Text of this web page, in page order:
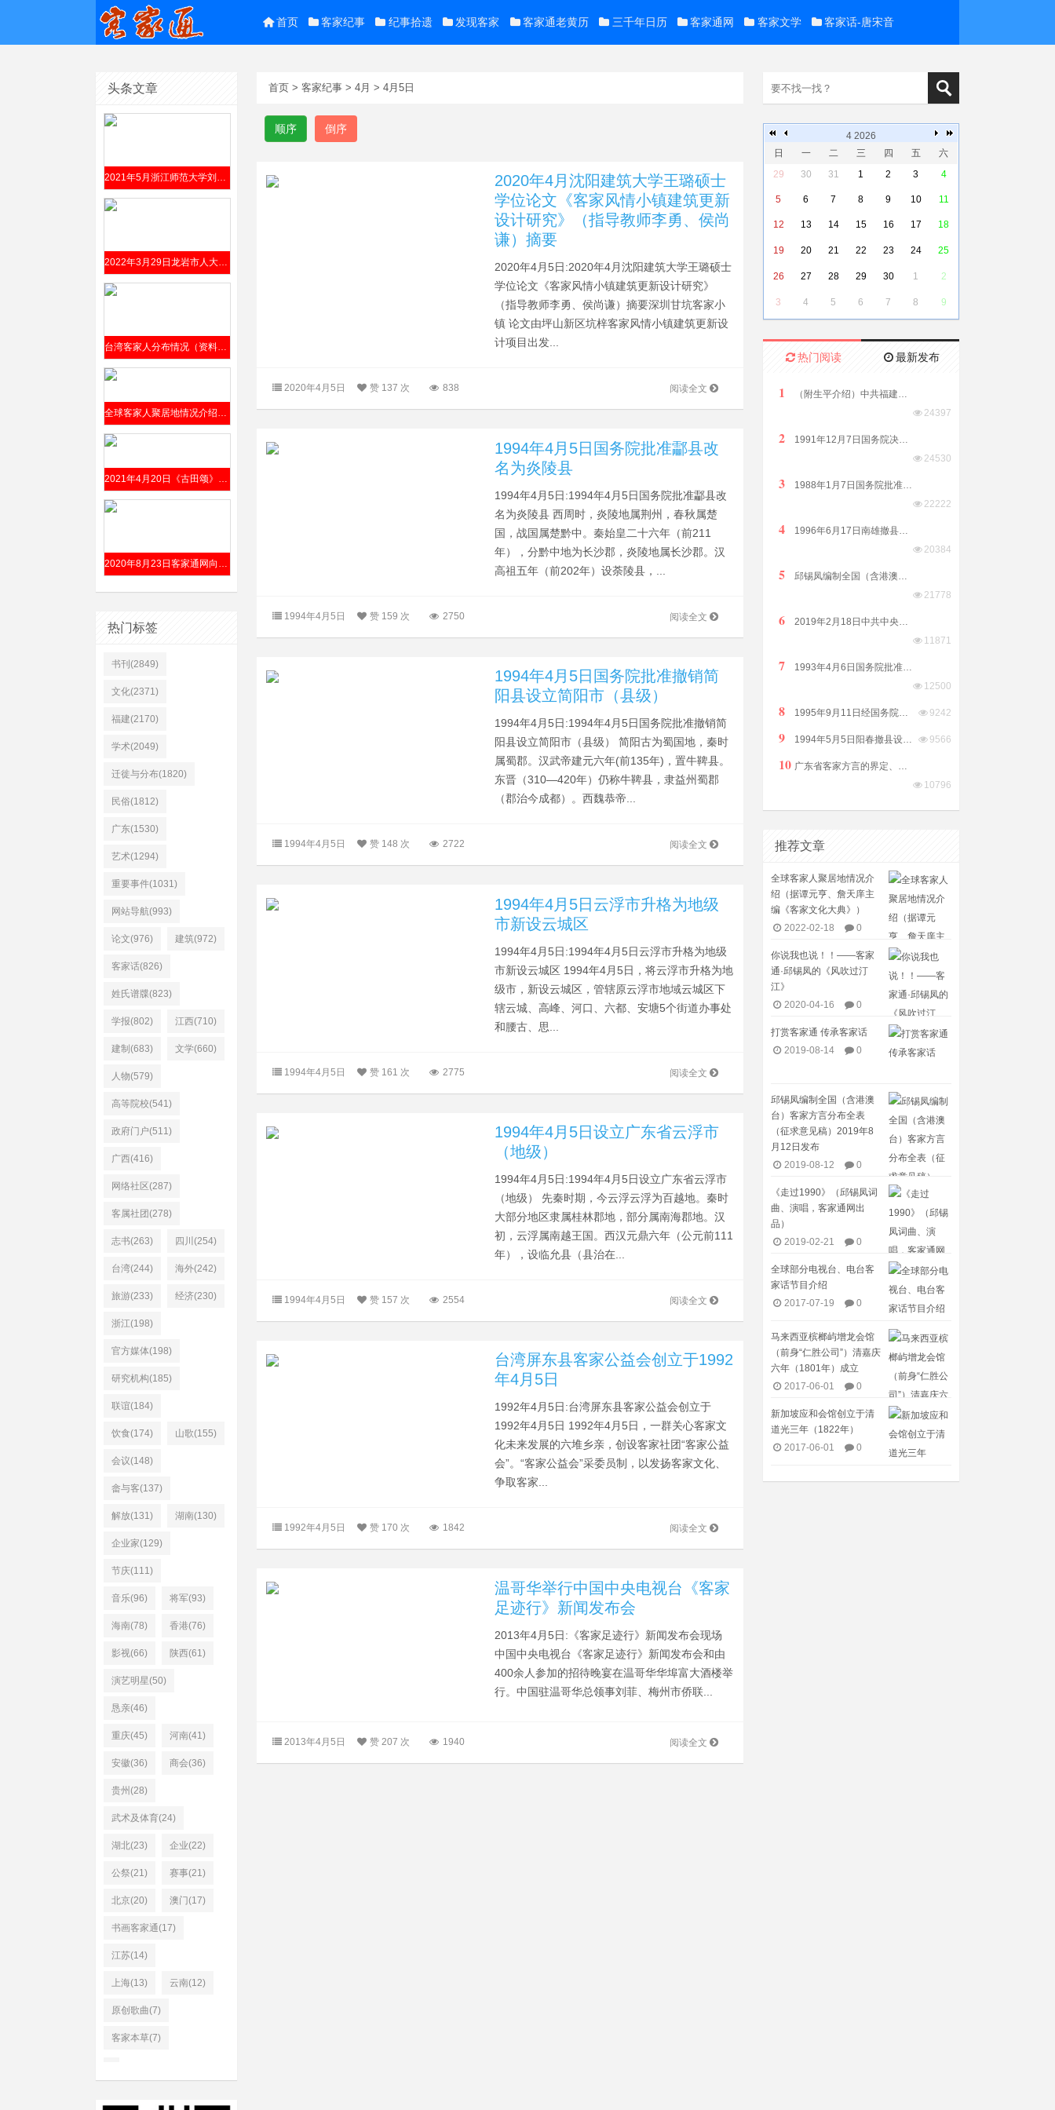
首页 客家纪事 纪事拾遗 发现客家 客家通老黄历 三千年日历 客家通网 客家文学 客家话-唐宋音
头条文章
2021年5月浙江师范大学刘乙霖硕士学位论文《浙江金华琴坛客家话研究》（指导教师曹志耘）摘要
2022年3月29日龙岩市人大常委会办公室就《龙岩市客家文化保护条例（草案）》（附全文）公开征求意见
台湾客家人分布情况（资料来源2012年7月台湾铭传大学汤涵如硕士学位论文《客委会客家广告形象之研究》）
全球客家人聚居地情况介绍（据谭元亨、詹天庠主编《客家文化大典》）
2021年4月20日《古田颂》（何英词 李式耀曲）交响组歌唱响国家大剧院
2020年8月23日客家通网向全球发布“客家话口音传承人”招贤启事（附口音上传方法）
热门标签
书刊(2849)
文化(2371)
福建(2170)
学术(2049)
迁徙与分布(1820)
民俗(1812)
广东(1530)
艺术(1294)
重要事件(1031)
网站导航(993)
论文(976) 建筑(972)
客家话(826)
姓氏谱牒(823)
学报(802) 江西(710)
建制(683) 文学(660)
人物(579)
高等院校(541)
政府门户(511)
广西(416)
网络社区(287)
客属社团(278)
志书(263) 四川(254)
台湾(244) 海外(242)
旅游(233) 经济(230)
浙江(198)
官方媒体(198)
研究机构(185)
联谊(184)
饮食(174) 山歌(155)
会议(148)
畲与客(137)
解放(131) 湖南(130)
企业家(129)
节庆(111)
音乐(96) 将军(93)
海南(78) 香港(76)
影视(66) 陕西(61)
演艺明星(50)
恳亲(46)
重庆(45) 河南(41)
安徽(36) 商会(36)
贵州(28)
武术及体育(24)
湖北(23) 企业(22)
公祭(21) 赛事(21)
北京(20) 澳门(17)
书画客家通(17)
江苏(14)
上海(13) 云南(12)
原创歌曲(7)
客家本草(7)
首页 > 客家纪事 > 4月 > 4月5日
顺序 倒序
2020年4月沈阳建筑大学王璐硕士
学位论文《客家风情小镇建筑更新
设计研究》（指导教师李勇、侯尚
谦）摘要
2020年4月5日:2020年4月沈阳建筑大学王璐硕士
学位论文《客家风情小镇建筑更新设计研究》
（指导教师李勇、侯尚谦）摘要深圳甘坑客家小
镇 论文由坪山新区坑梓客家风情小镇建筑更新设
计项目出发...
阅读全文
2020年4月5日 赞 137 次 838
1994年4月5日国务院批准酃县改
名为炎陵县
1994年4月5日:1994年4月5日国务院批准酃县改
名为炎陵县 西周时，炎陵地属荆州，春秋属楚
国，战国属楚黔中。秦始皇二十六年（前211
年），分黔中地为长沙郡，炎陵地属长沙郡。汉
高祖五年（前202年）设荼陵县，...
阅读全文
1994年4月5日 赞 159 次 2750
1994年4月5日国务院批准撤销简
阳县设立简阳市（县级）
1994年4月5日:1994年4月5日国务院批准撤销简
阳县设立简阳市（县级） 简阳古为蜀国地，秦时
属蜀郡。汉武帝建元六年(前135年)，置牛鞞县。
东晋（310—420年）仍称牛鞞县，隶益州蜀郡
（郡治今成都）。西魏恭帝...
阅读全文
1994年4月5日 赞 148 次 2722
1994年4月5日云浮市升格为地级
市新设云城区
1994年4月5日:1994年4月5日云浮市升格为地级
市新设云城区 1994年4月5日，将云浮市升格为地
级市，新设云城区，管辖原云浮市地域云城区下
辖云城、高峰、河口、六都、安塘5个街道办事处
和腰古、思...
阅读全文
1994年4月5日 赞 161 次 2775
1994年4月5日设立广东省云浮市
（地级）
1994年4月5日:1994年4月5日设立广东省云浮市
（地级） 先秦时期，今云浮云浮为百越地。秦时
大部分地区隶属桂林郡地，部分属南海郡地。汉
初，云浮属南越王国。西汉元鼎六年（公元前111
年），设临允县（县治在...
阅读全文
1994年4月5日 赞 157 次 2554
台湾屏东县客家公益会创立于1992
年4月5日
1992年4月5日:台湾屏东县客家公益会创立于
1992年4月5日 1992年4月5日，一群关心客家文
化未来发展的六堆乡亲，创设客家社团“客家公益
会”。“客家公益会”采委员制，以发扬客家文化、
争取客家...
阅读全文
1992年4月5日 赞 170 次 1842
温哥华举行中国中央电视台《客家
足迹行》新闻发布会
2013年4月5日:《客家足迹行》新闻发布会现场
中国中央电视台《客家足迹行》新闻发布会和由
400余人参加的招待晚宴在温哥华华埠富大酒楼举
行。中国驻温哥华总领事刘菲、梅州市侨联...
阅读全文
2013年4月5日 赞 207 次 1940
4 2026
日
一 二 三 四 五
六
29
30 31 1 2 3 4
5 6 7 8 9 10 11
12 13 14 15 16 17 18
19 20 21 22 23 24 25
26 27 28 29 30 1 2
3 4 5 6 7 8 9
热门阅读 最新发布
1
（附生平介绍）中共福建省委原副书记、福建省政协原副主席林开钦同志2022年8月15日在福州逝世享年89岁
24397
2
1991年12月7日国务院决定原汕头市饶平县划归潮州市管辖
24530
3
1988年1月7日国务院批准析江门市阳江、阳春两县置阳江地级市
22222
4
1996年6月17日南雄撤县改市隶属广东省由韶关市代管
20384
5
邱锡凤编制全国（含港澳台）客家方言分布全表（征求意见稿）2019年8月12日发布
21778
6
2019年2月18日中共中央国务院印发《粤港澳大湾区发展规划纲要》
11871
7
1993年4月6日国务院批准普宁撤县设市（县级）由揭阳市代管
12500
8 1995年9月11日经国务院批准广东信宜撤县建市（县级市） 9242
9 1994年5月5日阳春撤县设市（县级）由阳江市代管 9566
10 广东省客家方言的界定、划分及相关问题（庄初升）
10796
推荐文章
全球客家人聚居地情况介
绍（据谭元亨、詹天庠主
编《客家文化大典》）
2022-02-18
0
你说我也说！！——客家
通·邱锡凤的《风吹过汀
江》
2020-04-16
0
打赏客家通 传承客家话
2019-08-14
0
邱锡凤编制全国（含港澳
台）客家方言分布全表
（征求意见稿）2019年8
月12日发布
2019-08-12
0
《走过1990》（邱锡凤词
曲、演唱，客家通网出
品）
2019-02-21
0
全球部分电视台、电台客
家话节目介绍​
2017-07-19
0
马来西亚槟榔屿增龙会馆
（前身“仁胜公司”）清嘉庆
六年（1801年）成立
2017-06-01
0
新加坡应和会馆创立于清
道光三年（1822年）
2017-06-01
0